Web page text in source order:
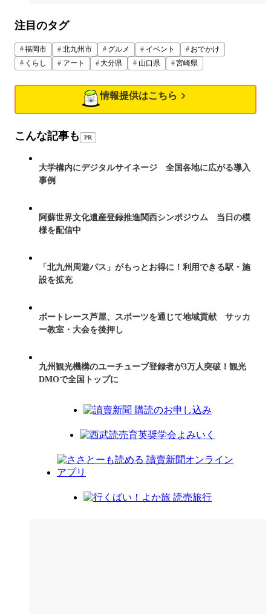
注目のタグ
福岡市 北九州市 グルメ イベント
おでかけ
くらし
アート 大分県 山口県 宮崎県
情報提供はこちら
こんな記事も PR
大学構内にデジタルサイネージ 全国各地に広がる導入
事例
阿蘇世界文化遺産登録推進関西シンポジウム 当日の模
様を配信中
「北九州周遊パス」がもっとお得に！利用できる駅・施
設を拡充
ボートレース芦屋、スポーツを通じて地域貢献 サッカ
ー教室・大会を後押し
九州観光機構のユーチューブ登録者が3万人突破！観光
DMOで全国トップに